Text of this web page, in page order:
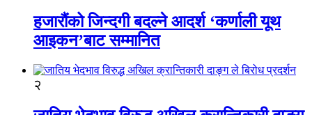
हजारौंको जिन्दगी बदल्ने आदर्श ‘कर्णाली यूथ
आइकन’बाट सम्मानित
२